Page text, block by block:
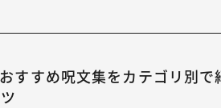
すめ呪文集をカテゴリ別で